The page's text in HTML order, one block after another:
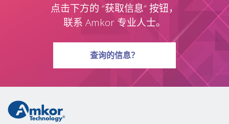
点击下方的 “获取信息“ 按钮，
联系 Amkor 专业人士。
查询有关问题
的信息？